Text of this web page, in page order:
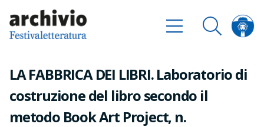
LA FABBRICA DEI LIBRI. Laboratorio di
costruzione del libro secondo il
metodo Book Art Project, n.